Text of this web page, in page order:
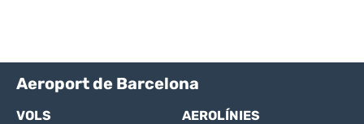
Aeroport de Barcelona
VOLS
AEROLÍNIES